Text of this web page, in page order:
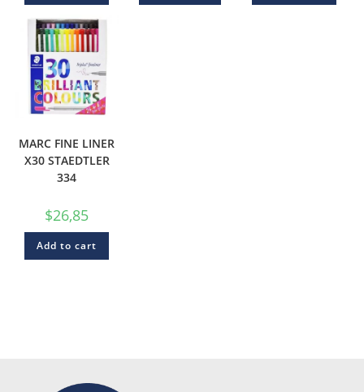
MARC FINE LINER
X30 STAEDTLER
334
$26,85
Add to cart